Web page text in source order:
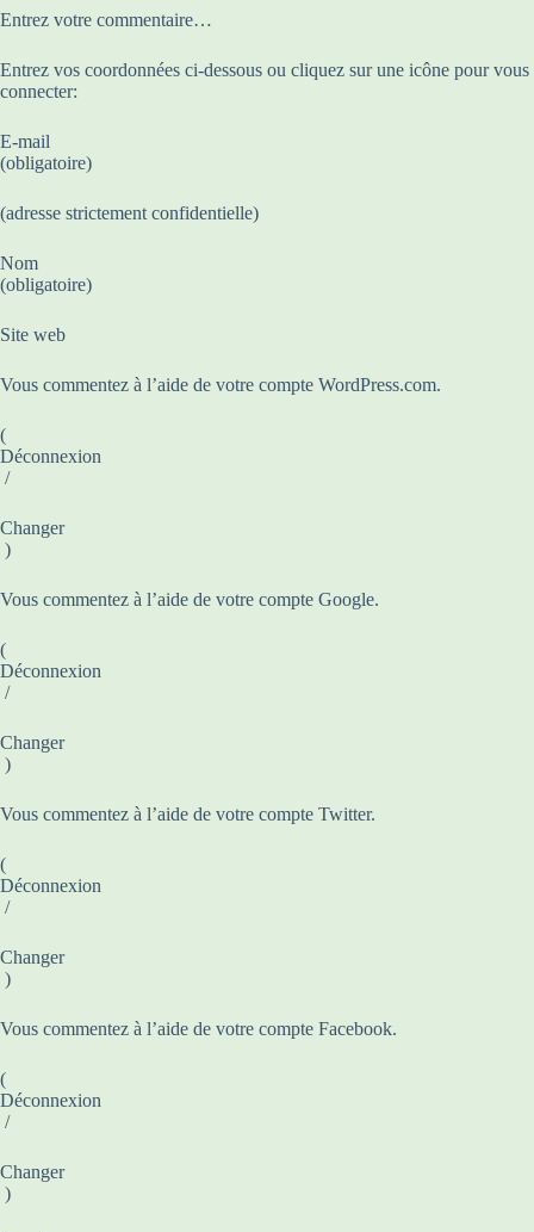
Entrez votre commentaire…
Entrez vos coordonnées ci-dessous ou cliquez sur une icône pour vous
connecter:
E-mail
(obligatoire)
(adresse strictement confidentielle)
Nom
(obligatoire)
Site web
Vous commentez à l’aide de votre compte WordPress.com.
(
Déconnexion
/
Changer
)
Vous commentez à l’aide de votre compte Google.
(
Déconnexion
/
Changer
)
Vous commentez à l’aide de votre compte Twitter.
(
Déconnexion
/
Changer
)
Vous commentez à l’aide de votre compte Facebook.
(
Déconnexion
/
Changer
)